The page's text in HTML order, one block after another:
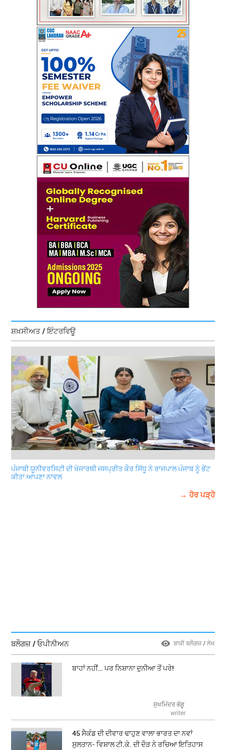
ਸ਼ਖ਼ਸੀਅਤ / ਇੰਟਰਵਿਊ
ਪੰਜਾਬੀ ਯੂਨੀਵਰਸਿਟੀ ਦੀ ਖੋਜਾਰਥੀ ਜਸਪ੍ਰੀਤ ਕੌਰ ਸਿੱਧੂ ਨੇ ਰਾਜਪਾਲ ਪੰਜਾਬ ਨੂੰ ਭੇਂਟ
ਕੀਤਾ ਆਪਣਾ ਨਾਵਲ
→ ਹੋਰ ਪੜ੍ਹੋ
ਬਲੌਗਜ਼ / ਓਪੀਨੀਅਨ ਬਾਕੀ ਬਲੌਗਜ਼ / ਲੇਖ
ਬਾਹਾਂ ਨਹੀਂ… ਪਰ ਨਿਸ਼ਾਨਾ ਦੁਨੀਆ ਤੋਂ ਪਰੇ!
ਸੁਖਮਿੰਦਰ ਭੰਗੂ
writer
45 ਸੈਕੰਡ ਦੀ ਦੀਵਾਰ ਢਾਹੁਣ ਵਾਲਾ ਭਾਰਤ ਦਾ ਨਵਾਂ
ਸੁਲਤਾਨ- ਵਿਸ਼ਾਲ ਟੀ.ਕੇ. ਦੀ ਦੌੜ ਨੇ ਰਚਿਆ ਇਤਿਹਾਸ